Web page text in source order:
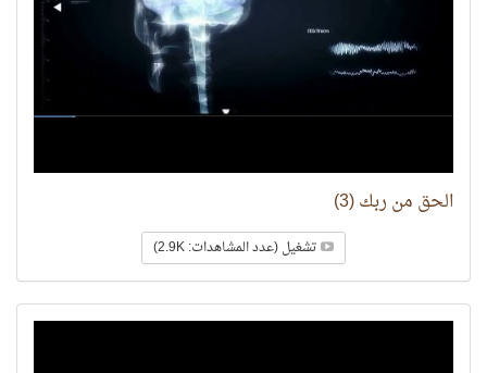
الحق من ربك (3)
تشغيل (عدد المشاهدات: 2.9K)